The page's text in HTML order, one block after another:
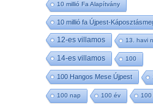
10 millió Fa Alapítvány
10 millió fa Újpest-
12-es villamos 13. havi
14-es villamos 100
100 Hangos Mese Újpest
100 nap 100 év 100